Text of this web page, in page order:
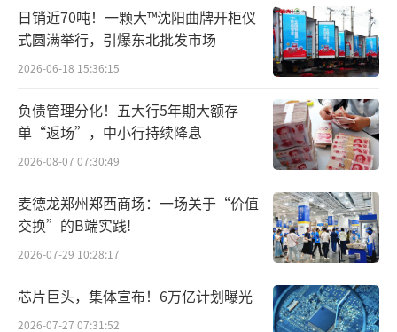
日销近70吨！一颗大™沈阳曲牌开柜仪
式圆满举行，引爆东北批发市场
2026-06-18 15:36:15
负债管理分化！五大行5年期大额存
单“返场”，中小行持续降息
2026-08-07 07:30:49
麦德龙郑州郑西商场：一场关于“价值
交换”的B端实践!
2026-07-29 10:28:17
芯片巨头，集体宣布！6万亿计划曝光
2026-07-27 07:31:52